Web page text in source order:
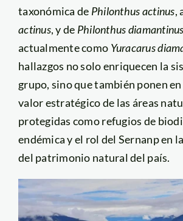
taxonómica de Philonthus actinus,
actinus, y de Philonthus diamantinus
actualmente como Yuracarus
hallazgos no solo enriquecen la
grupo, sino que también ponen
valor estratégico de las áreas
protegidas como refugios de
endémica y el rol del Sernanp en
del patrimonio natural del país.